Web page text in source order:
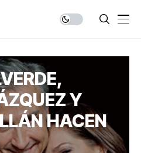
Y
HACEN